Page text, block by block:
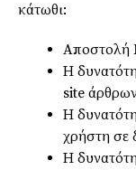
κάτωθι:
Aποστολή
Η
site
Η
χρήστη σε
Η